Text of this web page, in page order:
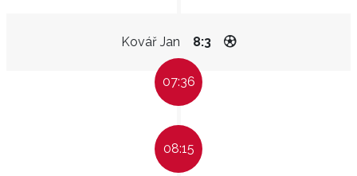
Kovář Jan 8:3
07:36
08:15